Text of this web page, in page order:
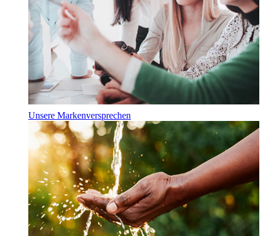
Unsere Markenversprechen